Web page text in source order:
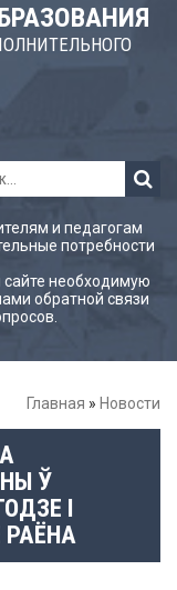
и педагогам
потребности
необходимую
обратной связи
Главная » Новости
Ў
І
РАЁНА